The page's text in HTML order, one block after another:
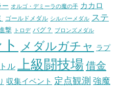
ー オルゴ・デミーラの魔の手 カカロ
ゴールドメダル シルバーメダル ステ
撃 トロデ バグ？ ブロンズメダル
メダルガチャ ラプ
ル 上級闘技場 借金
収集イベント 定点観測 強魔